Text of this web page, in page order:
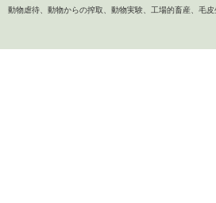
動物虐待、動物からの搾取、動物実験、工場的畜産、毛